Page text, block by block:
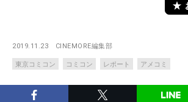
2019.11.23 CINEMORE編集部
東京コミコン コミコン レポート アメコミ